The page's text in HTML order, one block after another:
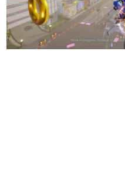
特集記事
マンガ